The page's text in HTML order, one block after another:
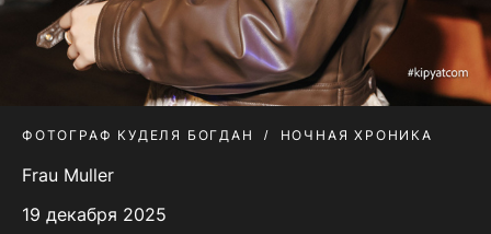
ФОТОГРАФ КУДЕЛЯ БОГДАН НОЧНАЯ ХРОНИКА
Frau Muller
19 декабря 2025